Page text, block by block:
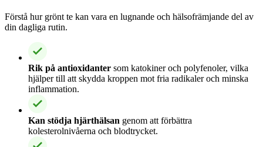
Förstå hur grönt te kan vara en lugnande och hälsofrämjande del av
din dagliga rutin.
Rik på antioxidanter som katokiner och polyfenoler, vilka
hjälper till att skydda kroppen mot fria radikaler och minska
inflammation.
Kan stödja hjärthälsan genom att förbättra
kolesterolnivåerna och blodtrycket.